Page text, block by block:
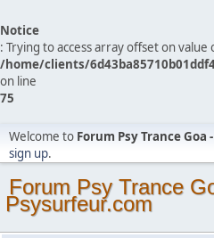
Notice
: Trying to access array offset on value
/home/clients/
on line
75
Welcome to Forum Psy Trance Goa
sign up.
Forum Psy Trance
Psysurfeur.com